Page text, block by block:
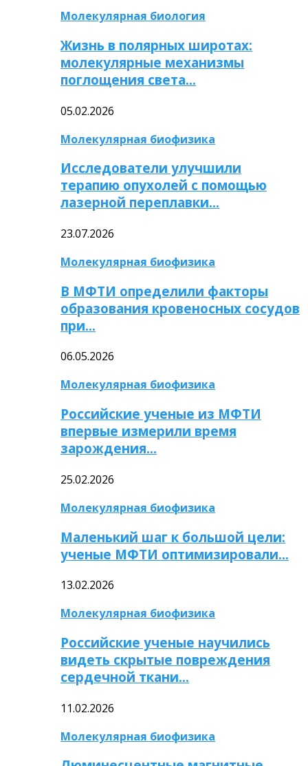
Молекулярная биология
Жизнь в полярных широтах:
молекулярные механизмы
поглощения света…
05.02.2026
Молекулярная биофизика
Исследователи улучшили
терапию опухолей с помощью
лазерной переплавки…
23.07.2026
Молекулярная биофизика
В МФТИ определили факторы
образования кровеносных сосудов
при…
06.05.2026
Молекулярная биофизика
Российские ученые из МФТИ
впервые измерили время
зарождения…
25.02.2026
Молекулярная биофизика
Маленький шаг к большой цели:
ученые МФТИ оптимизировали…
13.02.2026
Молекулярная биофизика
Российские ученые научились
видеть скрытые повреждения
сердечной ткани…
11.02.2026
Молекулярная биофизика